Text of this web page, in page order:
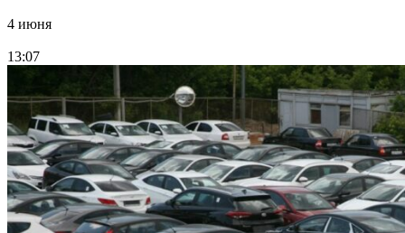
4 июня
13:07